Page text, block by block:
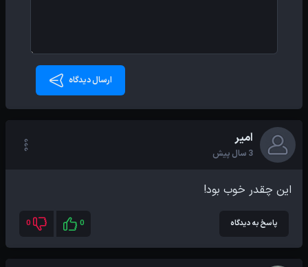
ارسال دیدگاه
امیر
3 سال پیش
این چقدر خوب بود!
پاسخ به دیدگاه 0
0